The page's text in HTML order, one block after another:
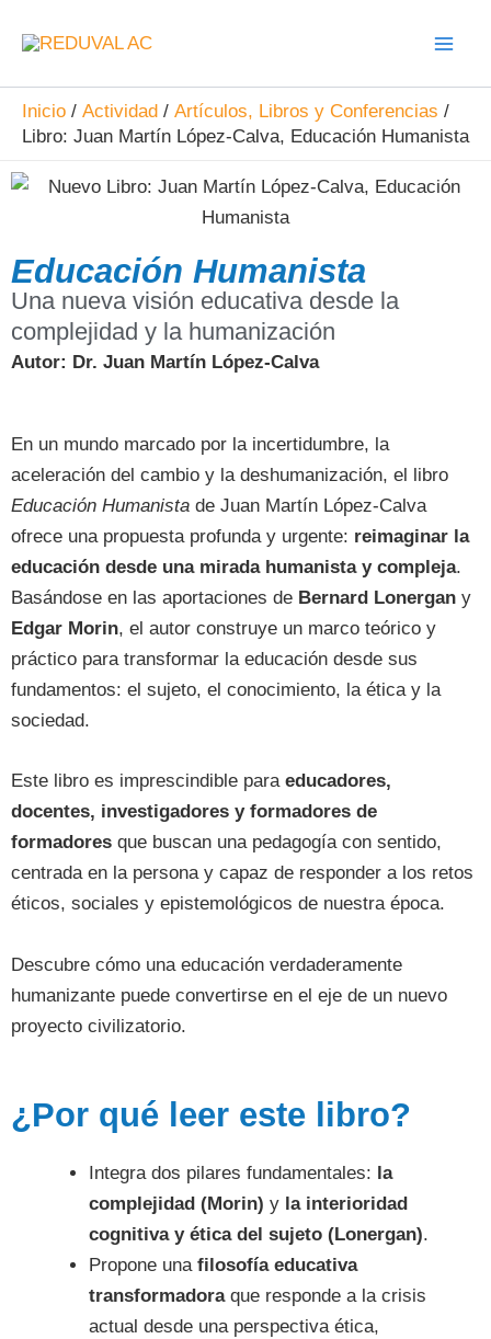
Inicio
Actividad
Artículos, Libros y Conferencias
Libro: Juan Martín López-Calva, Educación Humanista
Educación Humanista
Una nueva visión educativa desde la
complejidad y la humanización
Autor: Dr. Juan Martín López-Calva
En un mundo marcado por la incertidumbre, la
aceleración del cambio y la deshumanización, el libro
Educación Humanista de Juan Martín López-Calva
ofrece una propuesta profunda y urgente: reimaginar la
educación desde una mirada humanista y compleja.
Basándose en las aportaciones de Bernard Lonergan y
Edgar Morin, el autor construye un marco teórico y
práctico para transformar la educación desde sus
fundamentos: el sujeto, el conocimiento, la ética y la
sociedad.
Este libro es imprescindible para educadores,
docentes, investigadores y formadores de
formadores que buscan una pedagogía con sentido,
centrada en la persona y capaz de responder a los retos
éticos, sociales y epistemológicos de nuestra época.
Descubre cómo una educación verdaderamente
humanizante puede convertirse en el eje de un nuevo
proyecto civilizatorio.
¿Por qué leer este libro?
Integra dos pilares fundamentales: la
complejidad (Morin) y la interioridad
cognitiva y ética del sujeto (Lonergan).
Propone una filosofía educativa
transformadoraque responde a la crisis
actual desde una perspectiva ética,